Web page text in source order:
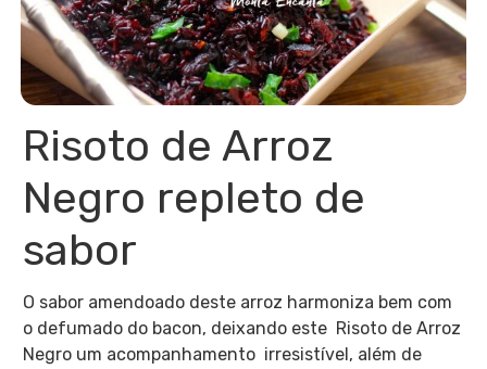
Risoto de Arroz
Negro repleto de
sabor
O sabor amendoado deste arroz harmoniza bem com
o defumado do bacon, deixando este Risoto de Arroz
Negro um acompanhamento irresistível, além de